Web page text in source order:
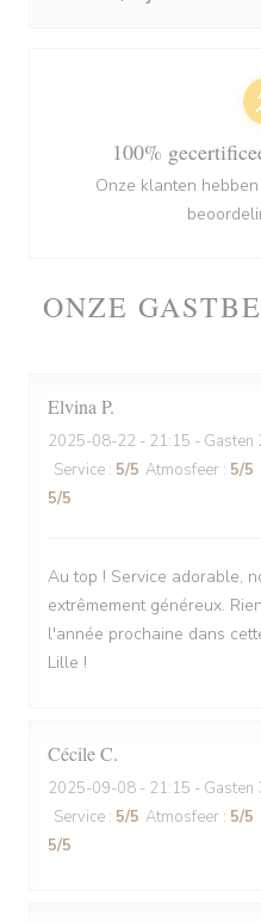
ONZE
Elvina P
2025-08-22 - 21:15 - Gasten
Service : 5/5 Atmosfeer : 5/5
5/5
Au top ! Service adorable,
extrêmement généreux.
l'année prochaine dans
Lille !
CécileC
2025-09-08 - 21:15 - Gasten
Service : 5/5 Atmosfeer : 5/5
5/5
100%
Onze klanten